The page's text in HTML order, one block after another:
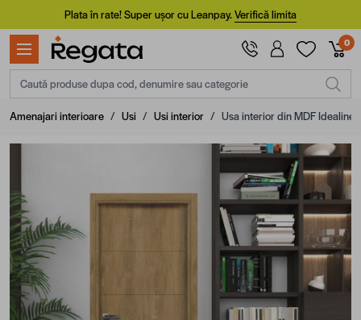
Mergi la ConținutPlata în rate! Super ușor cu Leanpay.Verifică limita
0
Caută produse dupa cod, denumire sau categorie
Amenajari interioare / Usi / Usi interior / Usa interior din MDF